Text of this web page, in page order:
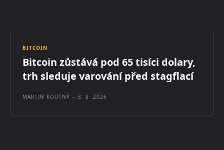
BITCOIN
Bitcoin zůstává pod 65 tisíci dolary,
trh sleduje varování před stagflací
MARTIN KOUTNÝ - 8. 8. 2026